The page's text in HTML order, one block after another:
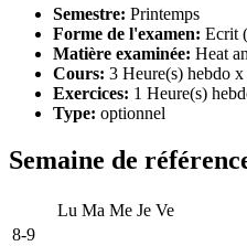
Semestre: Printemps
Forme de l'examen: Ecrit
Matière examinée: Heat
Cours: 3 Heure(s) hebdo x
Exercices: 1 Heure(s)
Type: optionnel
Semaine de
Lu Ma Me Je Ve
8-9